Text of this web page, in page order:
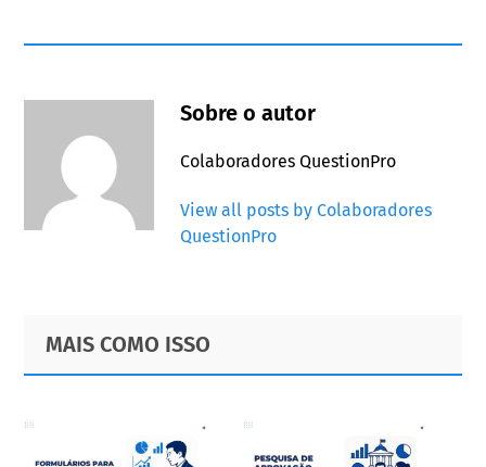
Sobre o autor
Colaboradores QuestionPro
View all posts by Colaboradores
QuestionPro
Primary
Sidebar
Footer
MAIS COMO ISSO